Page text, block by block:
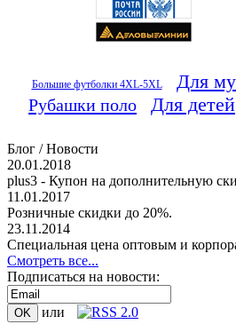
Большие футболки 4XL-5XL Для
Рубашки поло Для детей
Блог / Новости
20.01.2018
plus3 - Купон на дополнительную
11.01.2017
Розничные скидки до 20%.
23.11.2014
Специальная цена оптовым и
Смотреть все...
Подписаться на новости:
или